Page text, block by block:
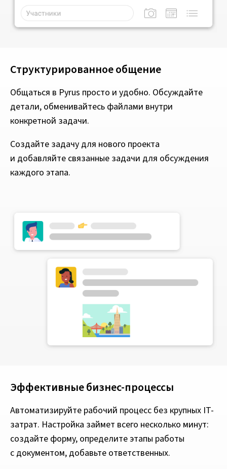
Структурированное общение
Общаться в Pyrus просто и удобно. Обсуждайте
детали, обменивайтесь файлами внутри
конкретной задачи.
Создайте задачу для нового проекта
и добавляйте связанные задачи для обсуждения
каждого этапа.
Эффективные бизнес-процессы
Автоматизируйте рабочий процесс без крупных IT-
затрат. Настройка займет всего несколько минут:
создайте форму, определите этапы работы
с документом, добавьте ответственных.